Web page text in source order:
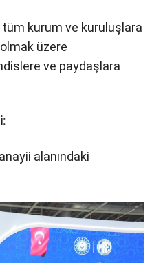
kurum ve kuruluşlara
üzere
ve paydaşlara
alanındaki